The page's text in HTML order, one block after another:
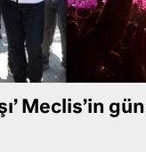
Meclis’in